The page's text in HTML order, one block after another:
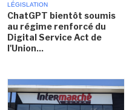
LÉGISLATION
ChatGPT bientôt soumis
au régime renforcé du
Digital Service Act de
l'Union...